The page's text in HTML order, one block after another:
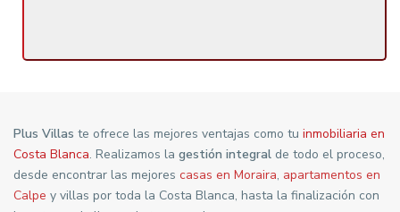
Plus Villas te ofrece las mejores ventajas como tu inmobiliaria en
Costa Blanca. Realizamos la gestión integral de todo el proceso,
desde encontrar las mejores casas en Moraira, apartamentos en
Calpe y villas por toda la Costa Blanca, hasta la finalización con